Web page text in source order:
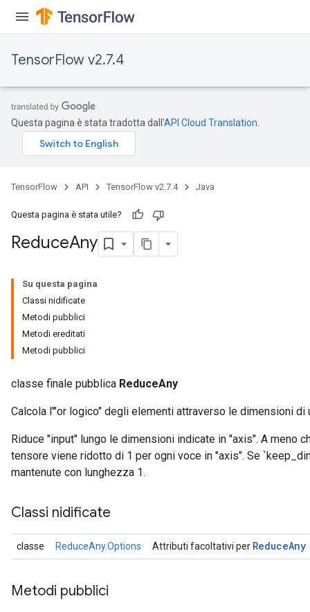
TensorFlow v2.7.4
Questa pagina è stata tradotta dall'API Cloud Translation
TensorFlow API TensorFlow v2.7.4 Java
Questa pagina è stata utile?
ReduceAny
Su questa pagina
Classi nidificate
Metodi pubblici
Metodi ereditati
Metodi pubblici
classe finale pubblica ReduceAny
Calcola l'"or logico" degli elementi attraverso le dimensioni di
Riduce "input" lungo le dimensioni indicate in "axis". A meno
tensore viene ridotto di 1 per ogni voce in "axis". Se
mantenute con lunghezza 1.
Classi nidificate
classe ReduceAny.Options Attributi facoltativi per ReduceAny
Metodi pubblici